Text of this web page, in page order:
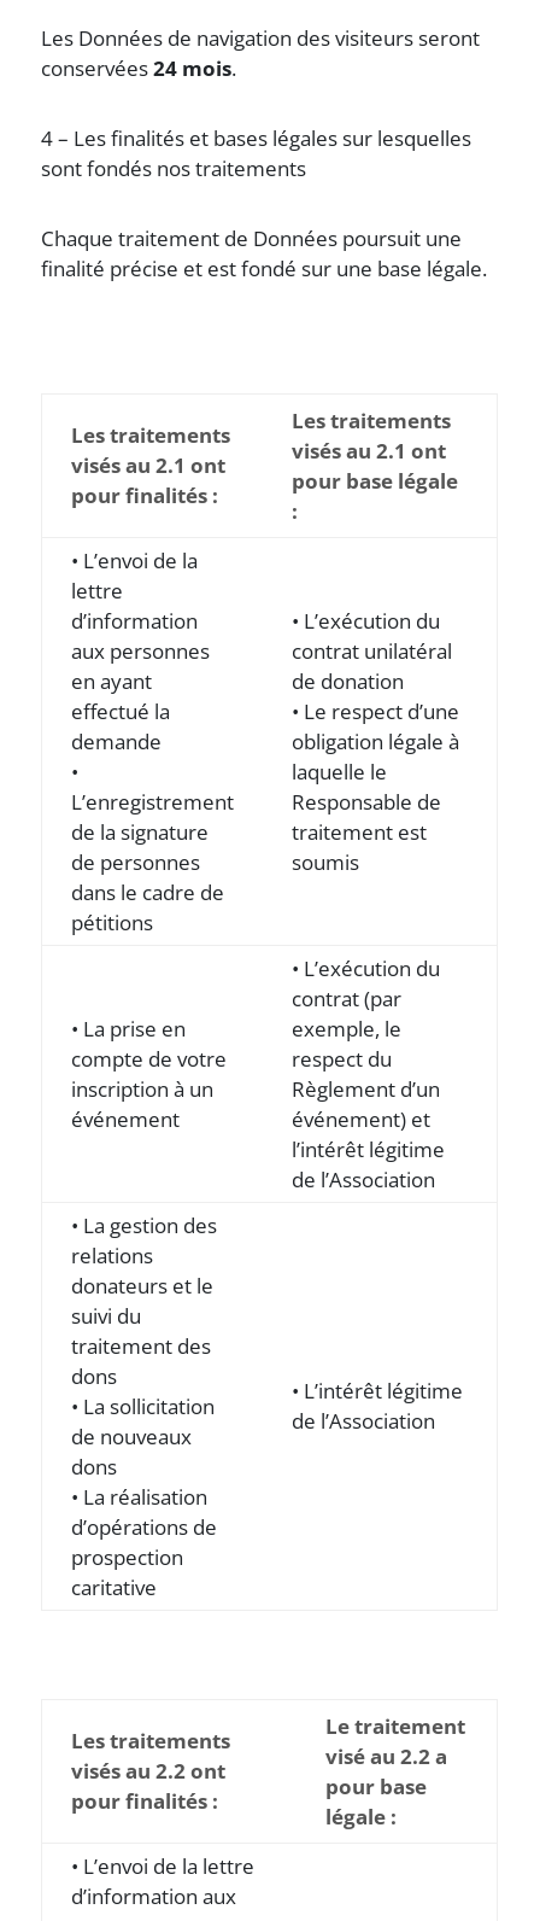
Les Données de navigation des visiteurs seront
conservées24 mois.
4 – Les finalités et bases légales sur lesquelles
sont fondés nos traitements
Chaque traitement de Données poursuit une
finalité précise et est fondé sur une base légale.
Les traitements
visés au 2.1 ont
pour finalités :
Les traitements
visés au 2.1 ont
pour base légale
:
• L’envoi de la
lettre
d’information
aux personnes
en ayant
effectué la
demande
•
L’enregistrement
de la signature
de personnes
dans le cadre de
pétitions
• L’exécution du
contrat unilatéral
de donation
• Le respect d’une
obligation légale à
laquelle le
Responsable de
traitement est
soumis
• La prise en
compte de votre
inscription à un
événement
• L’exécution du
contrat (par
exemple, le
respect du
Règlement d’un
événement) et
l’intérêt légitime
de l’Association
• La gestion des
relations
donateurs et le
suivi du
traitement des
dons
• La sollicitation
de nouveaux
dons
• La réalisation
d’opérations de
prospection
caritative
• L’intérêt légitime
de l’Association
Les traitements
visés au 2.2 ont
pour finalités :
Le traitement
visé au 2.2 a
pour base
légale :
• L’envoi de la lettre
d’information aux